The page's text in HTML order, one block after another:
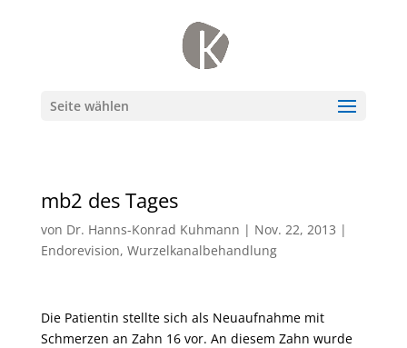
Seite wählen
mb2 des Tages
von Dr. Hanns-Konrad Kuhmann | Nov. 22, 2013 |
Endorevision, Wurzelkanalbehandlung
Die Patientin stellte sich als Neuaufnahme mit
Schmerzen an Zahn 16 vor. An diesem Zahn wurde